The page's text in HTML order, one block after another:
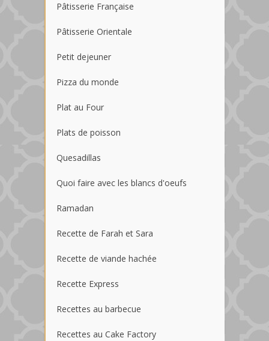
Pâtisserie Française
Pâtisserie Orientale
Petit dejeuner
Pizza du monde
Plat au Four
Plats de poisson
Quesadillas
Quoi faire avec les blancs d'oeufs
Ramadan
Recette de Farah et Sara
Recette de viande hachée
Recette Express
Recettes au barbecue
Recettes au Cake Factory